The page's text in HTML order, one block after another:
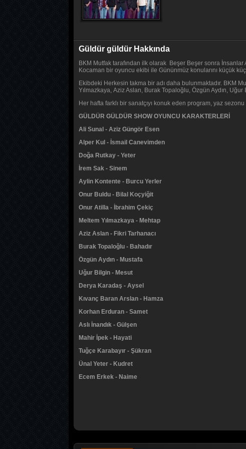
Güldür güldür Hakkında
BKM Mutfak tarafından ilk olarak Beşer Beşer sonra İnsanlar
Kocaman bir oyuncu ekibi ile Gününmüz konularını küçük
Ekibdeki Herkesin takma bir adı daha bulunmaktadır. BKM
Yılmazkaya, Aziz Aslan, Burak Topaloğlu, Özgün Aydın,
Her hafta farklı bir sanatçıyı konuk eden program, yaz
GÜLDÜR GÜLDÜR SHOW OYUNCU KARAKTERLERİ
Ali Sunal - Aziz Güngör Esen
Alper Kul - İsmail Canevimden
Doğa Rutkay - Yeter
İrem Sak - Sinem
Aylin Kontente - Burcu Yerler
Onur Buldu - Bilal Koçyiğit
Onur Atilla - İbrahim Çekiç
Meltem Yılmazkaya - Mehtap
Aziz Aslan - Fikri Tarhanacı
Burak Topaloğlu - Bahadır
Özgün Aydın - Mustafa
Uğur Bilgin - Mesut
Derya Karadaş - Aysel
Kıvanç Baran Arslan - Hamza
Korhan Erduran - Samet
Aslı İnandık - Gülşen
Mahir İpek - Hayati
Tuğçe Karabayır - Şükran
Ünal Yeter - Kudret
Ecem Erkek - Naime